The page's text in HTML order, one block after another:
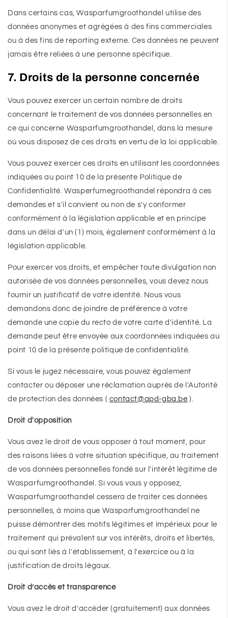
Dans certains cas, Wasparfumgroothandel utilise des
données anonymes et agrégées à des fins commerciales
ou à des fins de reporting externe. Ces données ne peuvent
jamais être reliées à une personne spécifique.
7. Droits de la personne concernée
Vous pouvez exercer un certain nombre de droits
concernant le traitement de vos données personnelles en
ce qui concerne Wasparfumgroothandel, dans la mesure
où vous disposez de ces droits en vertu de la loi applicable.
Vous pouvez exercer ces droits en utilisant les coordonnées
indiquées au point 10 de la présente Politique de
Confidentialité. Wasperfumegroothandel répondra à ces
demandes et s'il convient ou non de s'y conformer
conformément à la législation applicable et en principe
dans un délai d'un (1) mois, également conformément à la
législation applicable.
Pour exercer vos droits, et empêcher toute divulgation non
autorisée de vos données personnelles, vous devez nous
fournir un justificatif de votre identité. Nous vous
demandons donc de joindre de préférence à votre
demande une copie du recto de votre carte d'identité. La
demande peut être envoyée aux coordonnées indiquées au
point 10 de la présente politique de confidentialité.
Si vous le jugez nécessaire, vous pouvez également
contacter ou déposer une réclamation auprès de l'Autorité
de protection des données ( contact@apd-gba.be ).
Droit d'opposition
Vous avez le droit de vous opposer à tout moment, pour
des raisons liées à votre situation spécifique, au traitement
de vos données personnelles fondé sur l'intérêt légitime de
Wasparfumgroothandel. Si vous vous y opposez,
Wasparfumgroothandel cessera de traiter ces données
personnelles, à moins que Wasparfumgroothandel ne
puisse démontrer des motifs légitimes et impérieux pour le
traitement qui prévalent sur vos intérêts, droits et libertés,
ou qui sont liés à l'établissement, à l'exercice ou à la
justification de droits légaux.
Droit d’accès et transparence
Vous avez le droit d'accéder (gratuitement) aux données